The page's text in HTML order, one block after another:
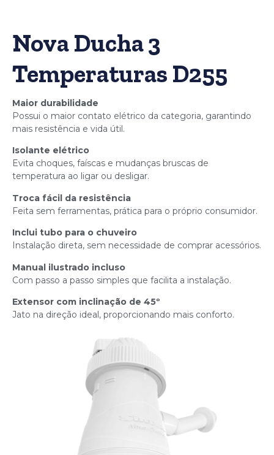
Nova Ducha 3
Temperaturas D255
Maior durabilidade
Possui o maior contato elétrico da categoria, garantindo
mais resistência e vida útil.
Isolante elétrico
Evita choques, faíscas e mudanças bruscas de
temperatura ao ligar ou desligar.
Troca fácil da resistência
Feita sem ferramentas, prática para o próprio consumidor.
Inclui tubo para o chuveiro
Instalação direta, sem necessidade de comprar acessórios.
Manual ilustrado incluso
Com passo a passo simples que facilita a instalação.
Extensor com inclinação de 45º
Jato na direção ideal, proporcionando mais conforto.